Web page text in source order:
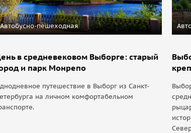
Автобусно-пешеходная
в средневековом Выборге: старый
и парк Монрепо
путешествие в Выборг из Санкт-
на личном комфортабельном